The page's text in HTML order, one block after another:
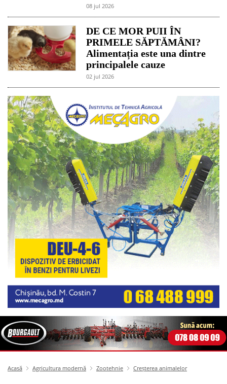
08 jul 2026
DE CE MOR PUII ÎN
PRIMELE SĂPTĂMÂNI?
Alimentația este una dintre
principalele cauze
02 jul 2026
Acasă Agricultura modernă Zootehnie Creșterea animalelor